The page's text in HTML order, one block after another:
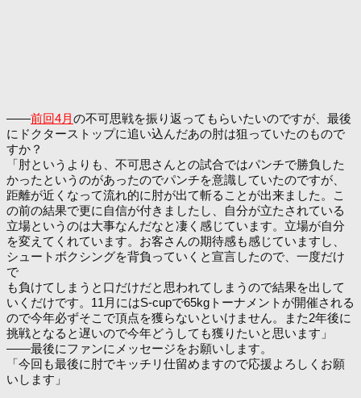
――前回4月の不可思戦を振り返ってもらいたいのですが、最後
にドクターストップに追い込んだあの肘は狙っていたのもので
すか？
「肘というよりも、不可思さんとの試合ではパンチで勝負した
かったというのがあったのでパンチを意識していたのですが、
距離が近くなって流れ的に肘が出て斬ることが出来ました。こ
の前の結果で更に自信が付きましたし、自分が立たされている
立場というのは大事なんだなと凄く感じています。立場が自分
を変えてくれています。お客さんの期待感も感じていますし、
シュートボクシングを背負っていくと宣言したので、一度だけ
で
も負けてしまうと口だけだと思われてしまうので結果を出して
いくだけです。11月にはS-cupで65kgトーナメントが開催される
ので今年必ずそこで頂点を獲らないといけません。また2年後に
挑戦となると遅いので今年どうしても獲りたいと思います」
――最後にファンにメッセージをお願いします。
「今回も最後に肘でキッチリ仕留めますので応援よろしくお願
いします」